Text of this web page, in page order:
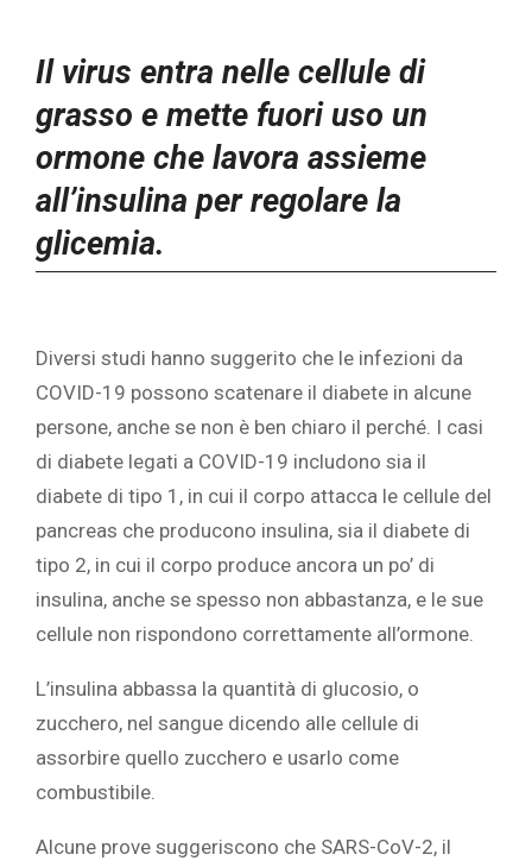
Il virus entra nelle cellule di
grasso e mette fuori uso un
ormone che lavora assieme
all’insulina per regolare la
glicemia.
‎Diversi studi hanno suggerito che le infezioni da
COVID-19 possono scatenare il diabete ‎ in alcune
persone, anche se non è ben chiaro il perché‎. I casi
di diabete legati a COVID-19 includono sia il
diabete di tipo 1, in cui il corpo attacca le cellule del ‎
pancreas‎‎ ‎‎che producono insulina, sia il diabete di
tipo 2, in cui il corpo produce ancora un po’ di
insulina, anche se spesso non abbastanza, e le sue
cellule non rispondono correttamente all’ormone.
L’insulina abbassa la quantità di glucosio, o
zucchero, nel sangue dicendo alle cellule di
assorbire quello zucchero e usarlo come
combustibile.‎
‎Alcune prove suggeriscono che SARS-CoV-2, il